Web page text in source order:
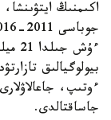
اكىمنىڭ
بيولوگيالىق
ءوتىپ،
جاساقتالدى.